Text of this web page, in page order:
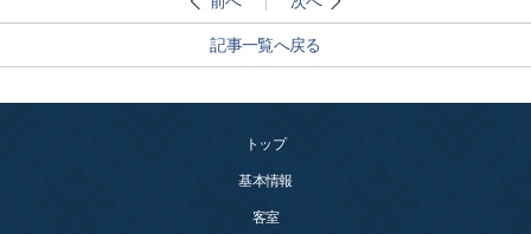
記事一覧へ戻る
トップ
基本情報
客室